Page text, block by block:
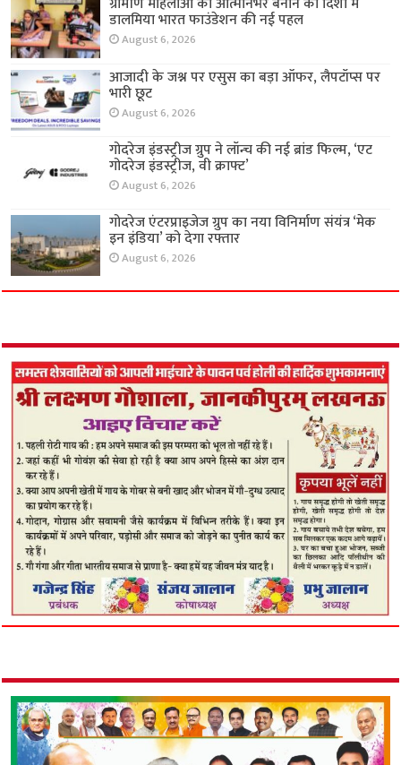
डालमिया भारत फाउंडेशन की नई पहल
August 6, 2026
आजादी के जश्न पर एसुस का बड़ा ऑफर, लैपटॉप्स पर
भारी छूट
August 6, 2026
गोदरेज इंडस्ट्रीज ग्रुप ने लॉन्च की नई ब्रांड फिल्म, ‘एट
गोदरेज इंडस्ट्रीज, वी क्राफ्ट’
August 6, 2026
गोदरेज एंटरप्राइजेज ग्रुप का नया विनिर्माण संयंत्र ‘मेक
इन इंडिया’ को देगा रफ्तार
August 6, 2026